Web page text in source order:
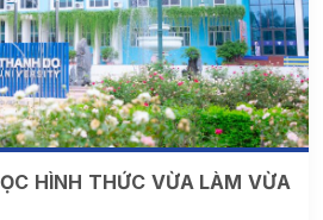
HÌNH THỨC VỪA LÀM VỪA